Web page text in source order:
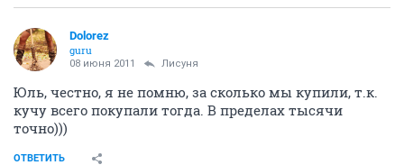
Dolorez
guru
08 июня 2011 Лисуня
Юль, честно, я не помню, за сколько мы купили, т.к.
кучу всего покупали тогда. В пределах тысячи
точно)))
ОТВЕТИТЬ